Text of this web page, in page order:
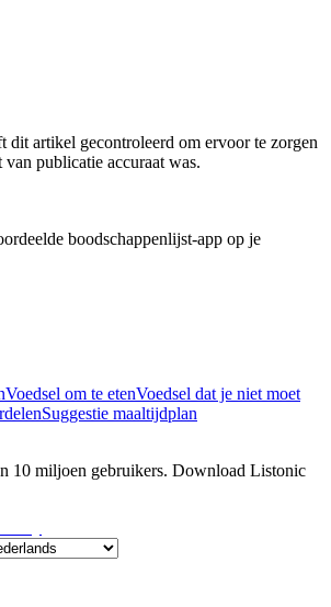
dit artikel gecontroleerd om ervoor te zorgen
van publicatie accuraat was.
boodschappenlijst-app op je
Voedsel om te etenVoedsel dat je niet moet
Suggestie maaltijdplan
10 miljoen gebruikers. Download Listonic